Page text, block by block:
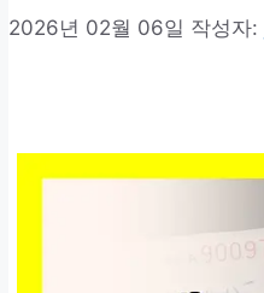
2026년 02월 06일 작성자: